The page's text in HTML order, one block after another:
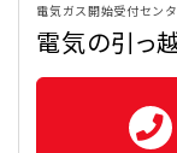
電気ガス開始受付セン
電気の引っ